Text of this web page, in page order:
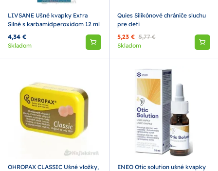
LIVSANE Ušné kvapky Extra
Silné s karbamidperoxidom 12 ml
4,34 €
Skladom
Quies Silikónové chrániče sluchu
pre deti
5,23 € 5,77 €
Skladom
OHROPAX CLASSIC Ušné vložky,
ENEO Otic solution ušné kvapky